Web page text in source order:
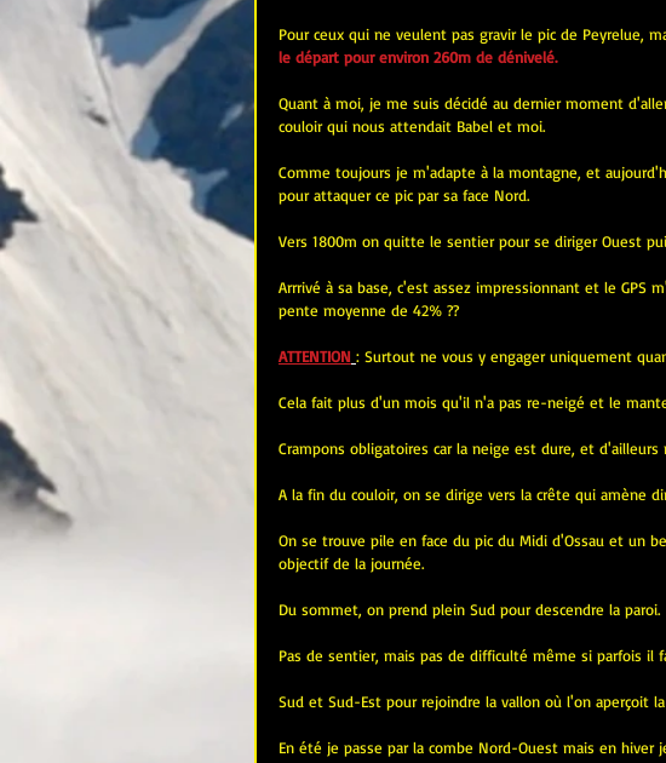
Pour ceux qui ne veulent pas gravir le pic de Peyrelue,
le départ pour environ 260m de dénivelé.
Quant à moi, je me suis décidé au dernier moment
couloir qui nous attendait Babel et moi.
Comme toujours je m'adapte à la montagne, et
pour attaquer ce pic par sa face Nord.
Vers 1800m on quitte le sentier pour se diriger Ouest
Arrrivé à sa base, c'est assez impressionnant et le GPS
pente moyenne de 42% ??
ATTENTION : Surtout ne vous y engager uniquement
Cela fait plus d'un mois qu'il n'a pas re-neigé et le
Crampons obligatoires car la neige est dure, et
A la fin du couloir, on se dirige vers la crête qui amène
On se trouve pile en face du pic du Midi d'Ossau et un
objectif de la journée.
Du sommet, on prend plein Sud pour descendre la paroi.
Pas de sentier, mais pas de difficulté même si parfois il
Sud et Sud-Est pour rejoindre la vallon où l'on aperçoit la
En été je passe par la combe Nord-Ouest mais en